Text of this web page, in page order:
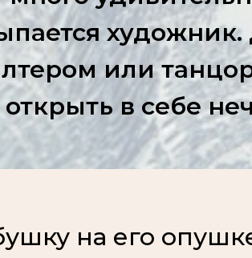
или
в себе
на его